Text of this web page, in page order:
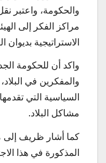
والحكومة، واعتبر
مراكز الفكر إلى
الاستراتيجية بديوان
واكد أن للحكومة
والمفكرين في
السياسية التي
مشاكل البلاد.
كما أشار ظريف إلى
المذكورة في هذا